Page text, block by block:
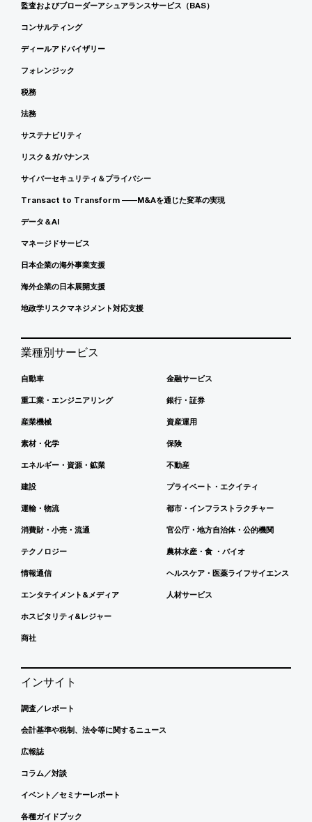
監査およびブローダーアシュアランスサービス（BAS）
コンサルティング
ディールアドバイザリー
フォレンジック
税務
法務
サステナビリティ
リスク＆ガバナンス
サイバーセキュリティ＆プライバシー
Transact to Transform ――M&Aを通じた変革の実現
データ＆AI
マネージドサービス
日本企業の海外事業支援
海外企業の日本展開支援
地政学リスクマネジメント対応支援
業種別サービス
自動車
重工業・エンジニアリング
産業機械
素材・化学
エネルギー・資源・鉱業
建設
運輸・物流
消費財・小売・流通
テクノロジー
情報通信
エンタテイメント&メディア
ホスピタリティ&レジャー
商社
金融サービス
銀行・証券
資産運用
保険
不動産
プライベート・エクイティ
都市・インフラストラクチャー
官公庁・地方自治体・公的機関
農林水産・食 ・バイオ
ヘルスケア・医薬ライフサイエンス
人材サービス
インサイト
調査／レポート
会計基準や税制、法令等に関するニュース
広報誌
コラム／対談
イベント／セミナーレポート
各種ガイドブック